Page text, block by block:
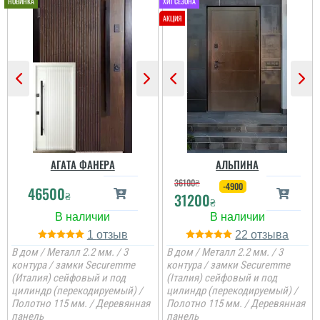
Женя
Вся сім'я задоволена
дверима, дуже
товстелезні та міцні на
вид двері, покриття яке
нічого ок боїться,
встановили швидко....
АГАТА ФАНЕРА
46500₴
1
В дом / Металл 2.2 мм. / 3
контура / замки Securemme
(Италия) сейфовый и под
цилиндр (перекодируемый) /
Полотно 115 мм. / Деревянная
панель
АЛЬПИНА
36100₴
31200₴
-4900
22
В дом / Металл 2.2 мм. / 3
контура / замки Securemme
(Італия) сейфовый и под
цилиндр (перекодируемый) /
Полотно 115 мм. / Деревянная
панель